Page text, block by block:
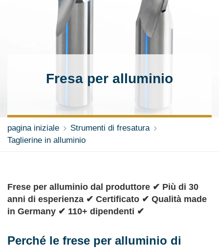
Fresa per alluminio
pagina iniziale
Strumenti di fresatura
Taglierine in alluminio
Frese per alluminio dal produttore ✔ Più di 30
anni di esperienza ✔ Certificato ✔ Qualità made
in Germany ✔ 110+ dipendenti ✔
Perché le frese per alluminio di